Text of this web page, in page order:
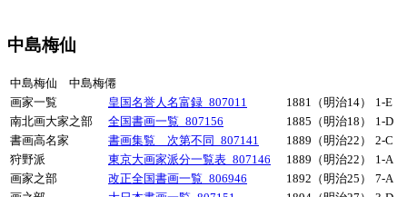
中島梅仙
中島梅仙 中島梅僊
画家一覧
皇国名誉人名富録_807011 1881（明治14）
1-E
南北画大家之部
全国書画一覧_807156 1885（明治18）
1-D
書画高名家
書画集覧 次第不同_807141 1889（明治22）
2-C
狩野派
東京大画家派分一覧表_807146 1889（明治22）
1-A
画家之部
改正全国書画一覧_806946 1892（明治25）
7-A